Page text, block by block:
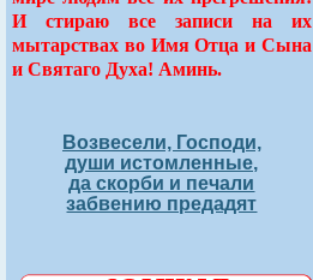
И стираю все записи на их
мытарствах во Имя Отца и Сына
и Святаго Духа! Аминь.
Возвесели, Господи,
души истомленные,
да скорби и печали
забвению предадят